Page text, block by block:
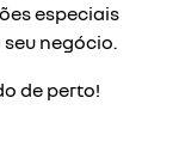
especiais
negócio.
de perto!